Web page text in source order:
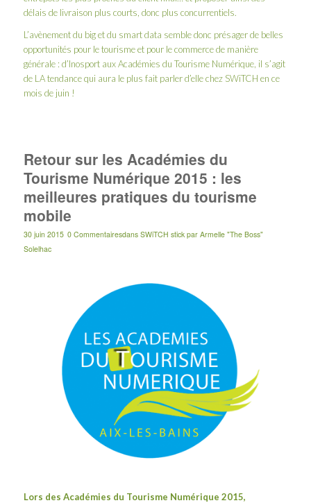
délais de livraison plus courts, donc plus concurrentiels.
L’avènement du big et du smart data semble donc présager de belles
opportunités pour le tourisme et pour le commerce de manière
générale : d’InosportauxAcadémies du Tourisme Numérique, il s’agit
de LA tendance qui aura le plus fait parler d’elle chez SWiTCH en ce
mois de juin !
Retour sur les Académies du
Tourisme Numérique 2015 : les
meilleures pratiques du tourisme
mobile
30 juin 2015 0 Commentairesdans SWiTCH stick par Armelle "The Boss"
Solelhac
Lors des Académies du Tourisme Numérique 2015,